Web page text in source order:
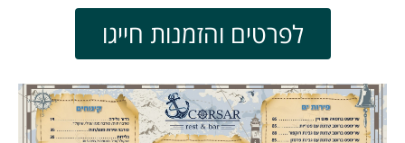
לפרטים והזמנות חייגו